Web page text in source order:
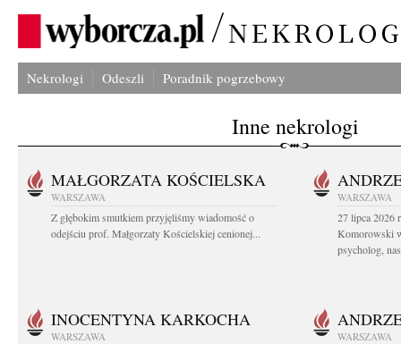
Nekrologi Odeszli Poradnik pogrzebowy
Inne nekrologi
MAŁGORZATA KOŚCIELSKA
WARSZAWA
Z głębokim smutkiem przyjęliśmy wiadomość o
odejściu prof. Małgorzaty Kościelskiej cenionej...
WARSZAWA
27 lipca 2026
Komorowski
psycholog,
INOCENTYNA KARKOCHA
WARSZAWA WARSZAWA